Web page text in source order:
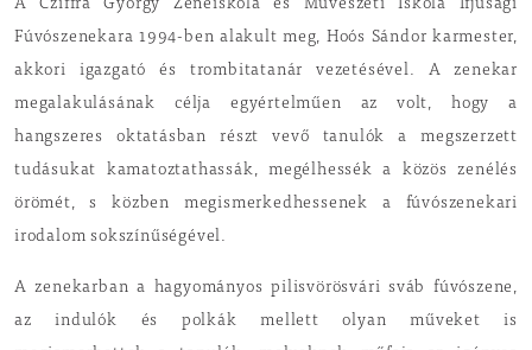
A Cziffra György Zeneiskola és Művészeti Iskola Ifjúsági
Fúvószenekara 1994-ben alakult meg, Hoós Sándor karmester,
akkori igazgató és trombitatanár vezetésével. A zenekar
megalakulásának célja egyértelműen az volt, hogy a
hangszeres oktatásban részt vevő tanulók a megszerzett
tudásukat kamatoztathassák, megélhessék a közös zenélés
örömét, s közben megismerkedhessenek a fúvószenekari
irodalom sokszínűségével.
A zenekarban a hagyományos pilisvörösvári sváb fúvószene,
az indulók és polkák mellett olyan műveket is